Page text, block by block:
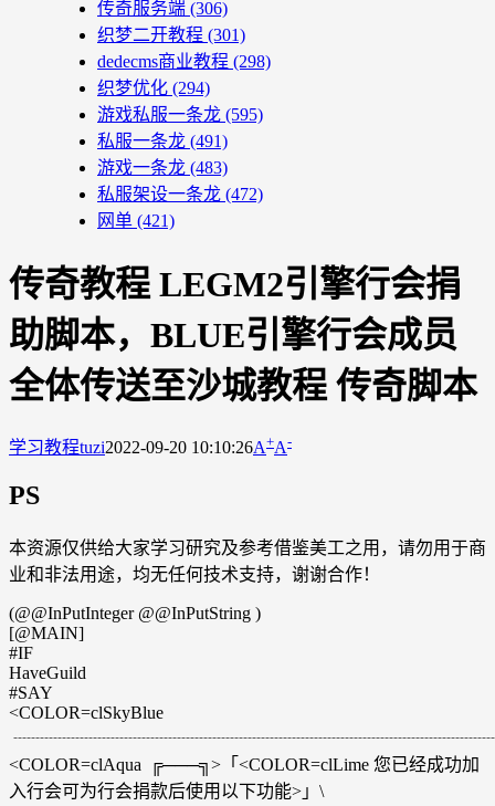
传奇服务端 (306)
织梦二开教程 (301)
dedecms商业教程 (298)
织梦优化 (294)
游戏私服一条龙 (595)
私服一条龙 (491)
游戏一条龙 (483)
私服架设一条龙 (472)
网单 (421)
传奇教程 LEGM2引擎行会捐
助脚本，BLUE引擎行会成员
全体传送至沙城教程 传奇脚本
学习教程tuzi2022-09-20 10:10:26A+A-
PS
本资源仅供给大家学习研究及参考借鉴美工之用，请勿用于商
业和非法用途，均无任何技术支持，谢谢合作！
(@@InPutInteger @@InPutString )
[@MAIN]
#IF
HaveGuild
#SAY
<COLOR=clSkyBlue
<COLOR=clAqua ╔───╗>「<COLOR=clLime 您已经成功加
入行会可为行会捐款后使用以下功能>」\